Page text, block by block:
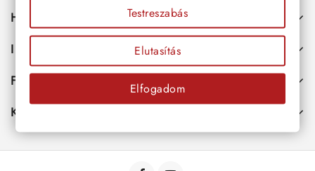
Hasznos
Információk
Fiókod
Kapcsolat
Testreszabás
Elutasítás
Elfogadom